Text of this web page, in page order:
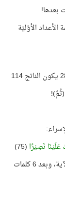
الأعداد الأوّليّة
نَصِيْرًا (75)
جاءت كلمة (ثُمَّ) في ترتيب الكلمة رقم 6 من نهاية الآية، وبعد 6 كلمات